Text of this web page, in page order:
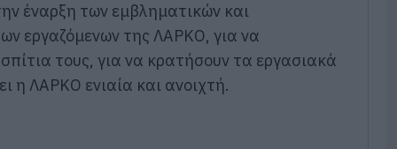
έναρξη των εμβληματικών και
εργαζόμενων της ΛΑΡΚΟ, για να
τους, για να κρατήσουν τα εργασιακά
η ΛΑΡΚΟ ενιαία και ανοιχτή.